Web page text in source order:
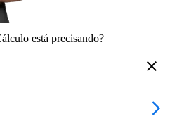
está precisando?